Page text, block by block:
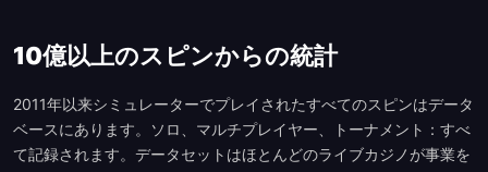
10億以上のスピンからの統計
2011年以来シミュレーターでプレイされたすべてのスピンはデータ
ベースにあります。ソロ、マルチプレイヤー、トーナメント：すべ
て記録されます。データセットはほとんどのライブカジノが事業を